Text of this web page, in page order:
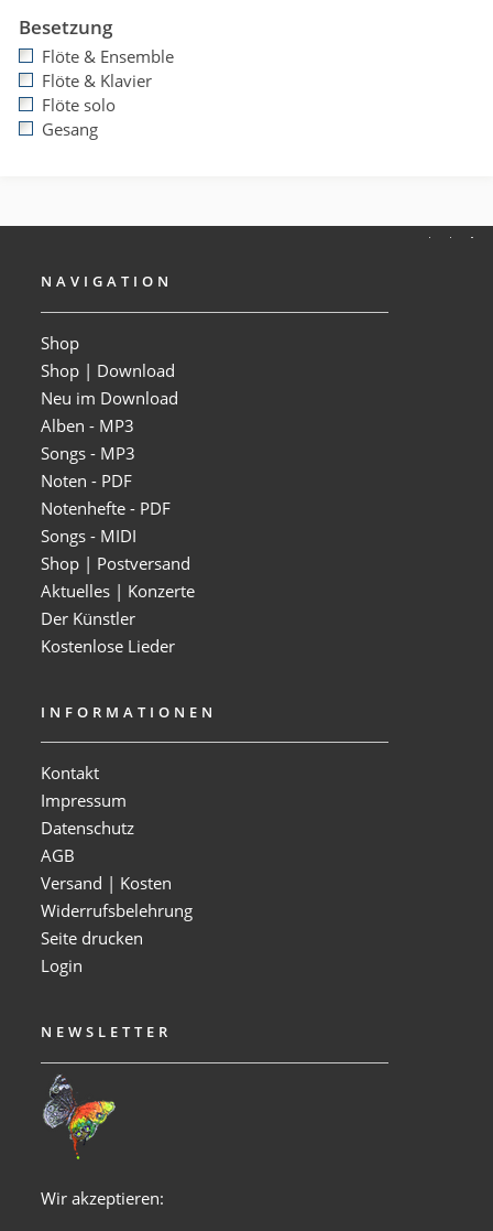
Besetzung
Flöte & Ensemble
Flöte & Klavier
Flöte solo
Gesang
NAVIGATION
Shop
Shop | Download
Neu im Download
Alben - MP3
Songs - MP3
Noten - PDF
Notenhefte - PDF
Songs - MIDI
Shop | Postversand
Aktuelles | Konzerte
Der Künstler
Kostenlose Lieder
INFORMATIONEN
Kontakt
Impressum
Datenschutz
AGB
Versand | Kosten
Widerrufsbelehrung
Seite drucken
Login
NEWSLETTER
Wir akzeptieren: